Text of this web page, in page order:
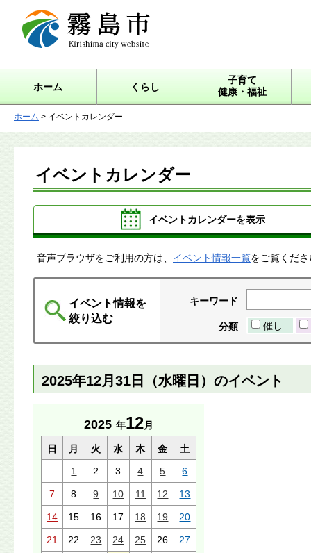
霧島市 Kirishima city
website
ホーム くらし
子育て
健康・福祉
ホーム > イベントカレンダー
イベントカレンダー
イベントカレンダーを表示
音声ブラウザをご利用の方は、 イベント情報一覧をご覧くだ
イベント情報を
絞り込む
キーワード
分類 催し
2025年12月31日（水曜日）のイベント
2025 年12月
日 月 火 水 木 金
土
1
2 3 4 5 6
7 8 9 10 11 12 13
14 15 16 17 18 19 20
21 22 23 24 25 26
27